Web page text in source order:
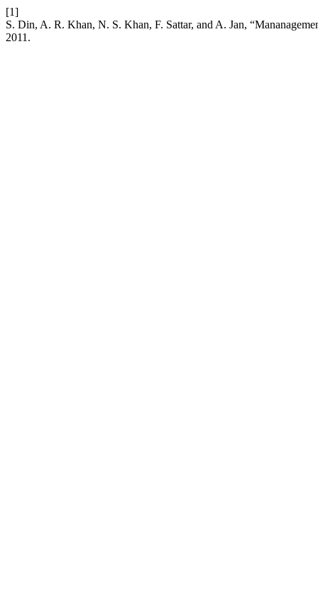
[1]
S. Din, A. R. Khan, N. S. Khan, F. Sattar, and A. Jan,
2011.